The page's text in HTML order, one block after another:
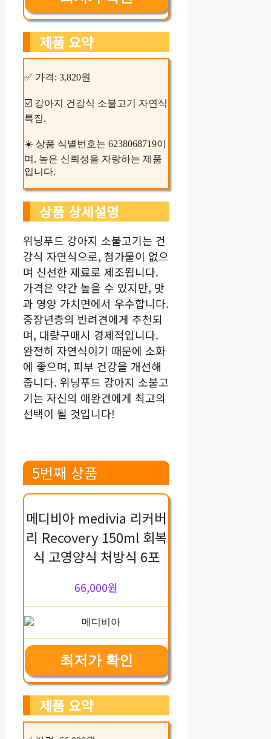
제품 요약
✅ 가격: 3,820원
☑️ 강아지 건강식 소불고기 자연식
특징.
☀️ 상품 식별번호는 6238068719이
며, 높은 신뢰성을 자랑하는 제품
입니다.
상품 상세설명
위닝푸드 강아지 소불고기는 건
강식 자연식으로, 첨가물이 없으
며 신선한 재료로 제조됩니다.
가격은 약간 높을 수 있지만, 맛
과 영양 가치면에서 우수합니다.
중장년층의 반려견에게 추천되
며, 대량구매시 경제적입니다.
완전히 자연식이기 때문에 소화
에 좋으며, 피부 건강을 개선해
줍니다. 위닝푸드 강아지 소불고
기는 자신의 애완견에게 최고의
선택이 될 것입니다!
5번째 상품
메디비아 medivia 리커버
리 Recovery 150ml 회복
식 고영양식 처방식 6포
66,000원
최저가 확인
제품 요약